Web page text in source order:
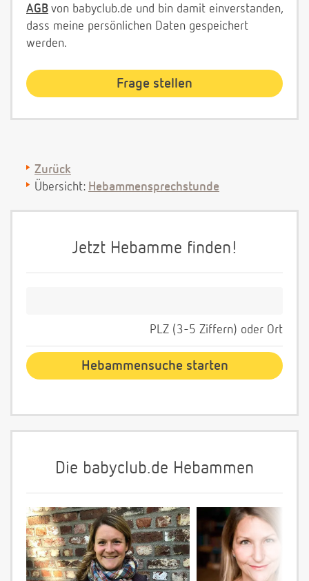
AGB von babyclub.de und bin damit einverstanden,
dass meine persönlichen Daten gespeichert
werden.
Zurück
Übersicht: Hebammensprechstunde
Jetzt Hebamme finden!
PLZ (3-5 Ziffern) oder Ort
Die babyclub.de Hebammen